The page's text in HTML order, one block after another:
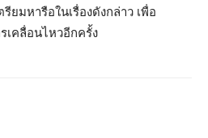
ยมหารือในเรื่องดังกล่าว เพื่อ
เคลื่อนไหวอีกครั้ง